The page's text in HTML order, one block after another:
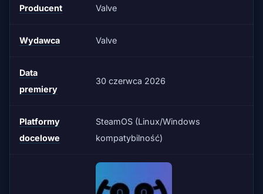
Producent Valve
Wydawca Valve
Data
premiery
30 czerwca 2026
Platformy
docelowe
SteamOS (Linux/Windows
kompatybilność)